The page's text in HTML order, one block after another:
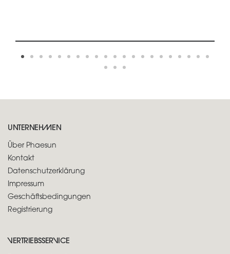
UNTERNEHMEN
Über Phaesun
Kontakt
Datenschutzerklärung
Impressum
Geschäftsbedingungen
Registrierung
VERTRIEBSSERVICE